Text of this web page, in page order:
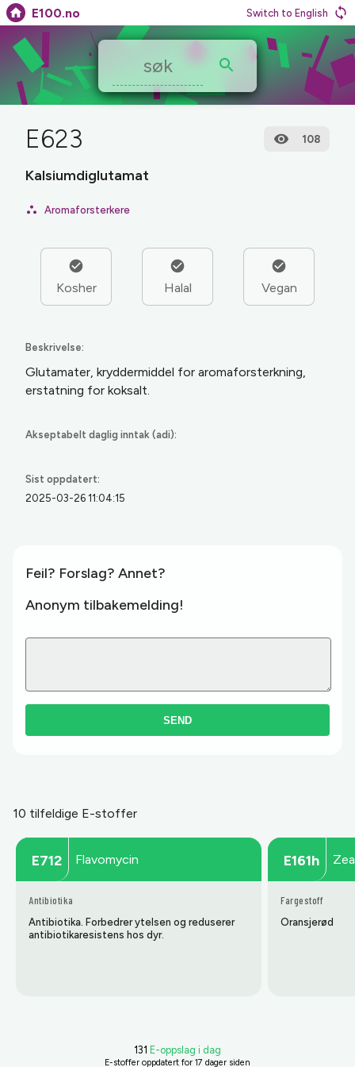
E100.no Switch to English
E623 108
Kalsiumdiglutamat
Aromaforsterkere
Kosher Halal Vegan
Beskrivelse:
Glutamater, kryddermiddel for aromaforsterkning,
erstatning for koksalt.
Akseptabelt daglig inntak (adi):
Sist oppdatert:
2025-03-26 11:04:15
Feil? Forslag? Annet?
Anonym tilbakemelding!
SEND
10 tilfeldige E-stoffer
E712 Flavomycin
Antibiotika
Antibiotika. Forbedrer ytelsen og reduserer
antibiotika­resistens hos dyr.
E161h
Fargestoff
Oransjerød
131 E-oppslag i dag
E-stoffer oppdatert for 17 dager siden